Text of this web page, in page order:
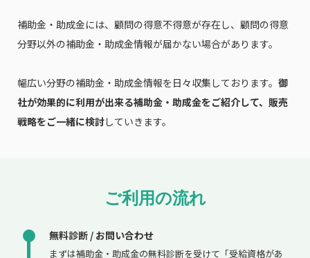
補助金・助成金には、顧問の得意不得意が存在し、顧問の得意
分野以外の補助金・助成金情報が届かない場合があります。
幅広い分野の補助金・助成金情報を日々収集しております。 御
社が効果的に利用が出来る補助金・助成金をご紹介して、販売
戦略をご一緒に検討していきます。
ご利用の流れ
無料診断 / お問い合わせ
まずは補助金・助成金の無料診断を受けて「受給資格があ